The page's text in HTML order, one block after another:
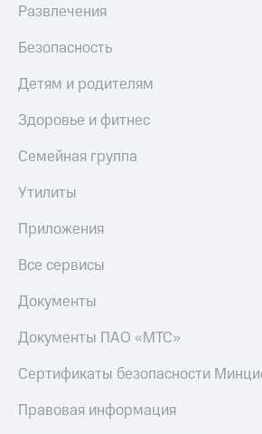
Развлечения
Безопасность
Детям и родителям
Здоровье и фитнес
Семейная группа
Утилиты
Приложения
Все сервисы
Документы
Документы ПАО «МТС»
Сертификаты безопасности
Правовая информация